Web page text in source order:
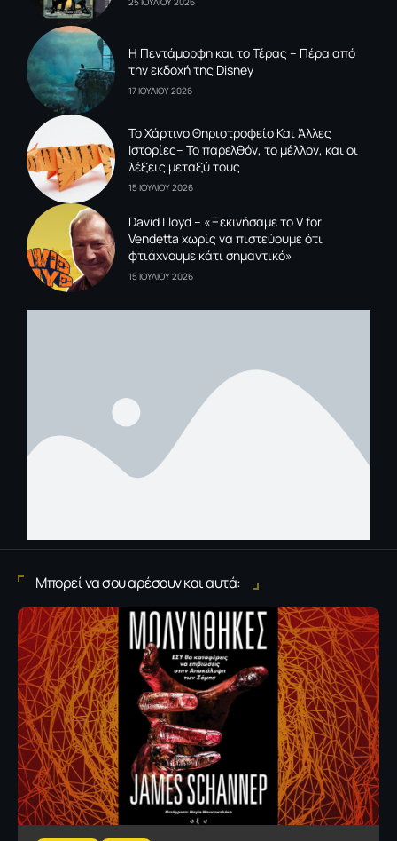
Η Πεντάμορφη και το Τέρας – Πέρα από
την εκδοχή της Disney
17 ΙΟΥΛΙΟΥ 2026
To Xάρτινο Θηριοτροφείο Και Άλλες
Ιστορίες– Το παρελθόν, το μέλλον, και οι
λέξεις μεταξύ τους
15 ΙΟΥΛΙΟΥ 2026
David Lloyd – «Ξεκινήσαμε το V for
Vendetta χωρίς να πιστεύουμε ότι
φτιάχνουμε κάτι σημαντικό»
15 ΙΟΥΛΙΟΥ 2026
Μπορεί να σου αρέσουν και αυτά: